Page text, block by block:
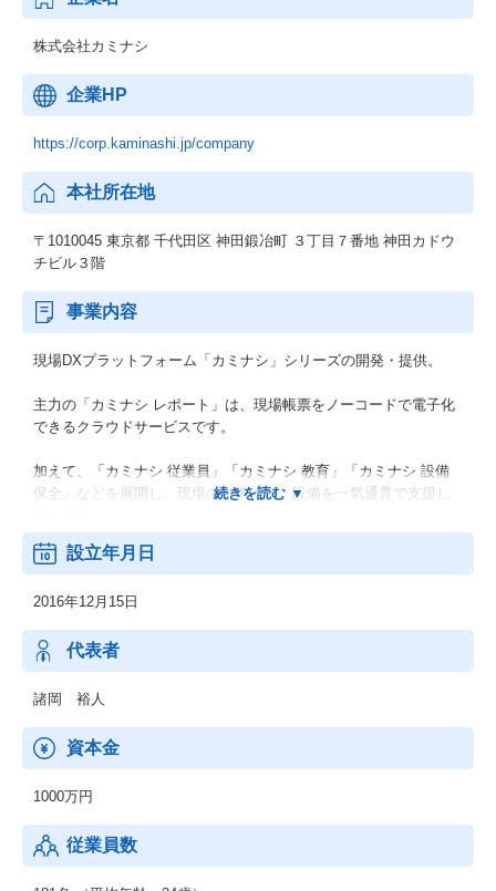
株式会社カミナシ
企業HP
https://corp.kaminashi.jp/company
本社所在地
〒1010045 東京都 千代田区 神田鍛冶町 ３丁目７番地 神田カドウ
チビル３階
事業内容
現場DXプラットフォーム「カミナシ」シリーズの開発・提供。
主力の「カミナシ レポート」は、現場帳票をノーコードで電子化
できるクラウドサービスです。
加えて、「カミナシ 従業員」「カミナシ 教育」「カミナシ 設備
保全」などを展開し、現場の作業・人・設備を一気通貫で支援し
2020年6月の提供開始以来、製造、飲食、宿泊、小売、物流など30
同社は日本の就業人口の半数超にあたる約3,900万人のノンデスク
ワーカーを対象に、現場の生産性向上と働き方改革を推進してい
ます。
設立年月日
2016年12月15日
代表者
諸岡 裕人
資本金
1000万円
従業員数